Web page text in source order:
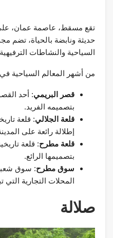
تقع مسقط، عاصمة عمان،
حديثة ونابضة بالحياة، تضم
السياحية والنشاطات
من أشهر المعالم السياحية
قصر البريمي: أحد
بتصميمه الفريد.
قلعة الجلالي: قلعة
إطلالة رائعة على
قلعة مطرح: قلعة
بتصميمها الرائع.
سوق مطرح: سوق
المحلات التجارية التي
صلالة